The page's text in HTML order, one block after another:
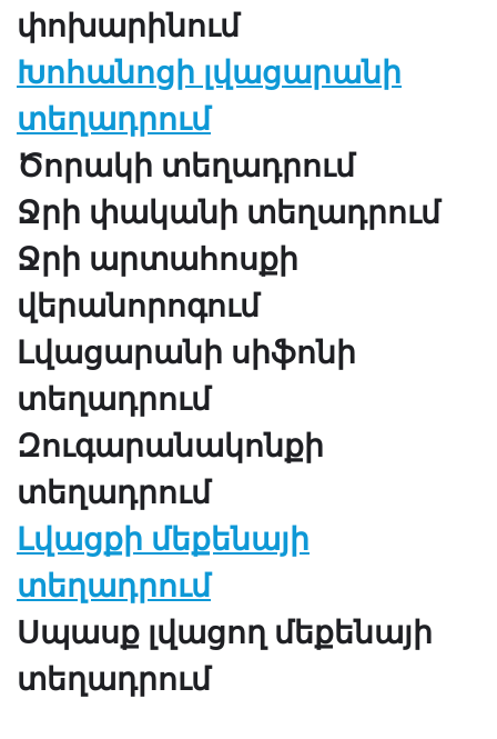
փոխարինում
Խոհանոցի լվացարանի
տեղադրում
Ծորակի տեղադրում
Ջրի փականի տեղադրում
Ջրի արտահոսքի
վերանորոգում
Լվացարանի սիֆոնի
տեղադրում
Զուգարանակոնքի
տեղադրում
Լվացքի մեքենայի
տեղադրում
Սպասք լվացող մեքենայի
տեղադրում